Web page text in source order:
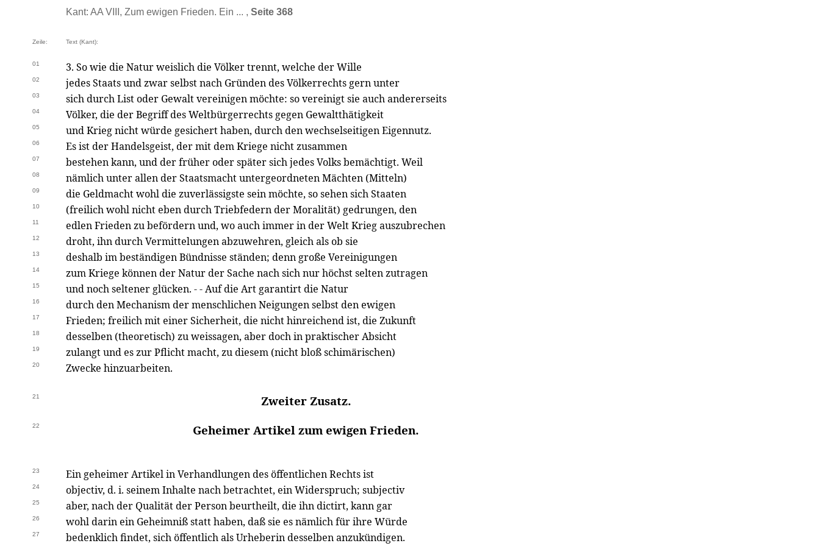
Kant: AA VIII, Zum ewigen Frieden. Ein ... , Seite 368
Zeile: Text (Kant):
01 3. So wie die Natur weislich die Völker trennt, welche der Wille
02 jedes Staats und zwar selbst nach Gründen des Völkerrechts gern unter
03 sich durch List oder Gewalt vereinigen möchte: so vereinigt sie auch andererseits
04 Völker, die der Begriff des Weltbürgerrechts gegen Gewaltthätigkeit
05 und Krieg nicht würde gesichert haben, durch den wechselseitigen Eigennutz.
06 Es ist der Handelsgeist, der mit dem Kriege nicht zusammen
07 bestehen kann, und der früher oder später sich jedes Volks bemächtigt. Weil
08 nämlich unter allen der Staatsmacht untergeordneten Mächten (Mitteln)
09 die Geldmacht wohl die zuverlässigste sein möchte, so sehen sich Staaten
10 (freilich wohl nicht eben durch Triebfedern der Moralität) gedrungen, den
11 edlen Frieden zu befördern und, wo auch immer in der Welt Krieg auszubrechen
12 droht, ihn durch Vermittelungen abzuwehren, gleich als ob sie
13 deshalb im beständigen Bündnisse ständen; denn große Vereinigungen
14 zum Kriege können der Natur der Sache nach sich nur höchst selten zutragen
15 und noch seltener glücken. - - Auf die Art garantirt die Natur
16 durch den Mechanism der menschlichen Neigungen selbst den ewigen
17 Frieden; freilich mit einer Sicherheit, die nicht hinreichend ist, die Zukunft
18 desselben (theoretisch) zu weissagen, aber doch in praktischer Absicht
19 zulangt und es zur Pflicht macht, zu diesem (nicht bloß schimärischen)
20 Zwecke hinzuarbeiten.
21 Zweiter Zusatz.
22 Geheimer Artikel zum ewigen Frieden.
23 Ein geheimer Artikel in Verhandlungen des öffentlichen Rechts ist
24 objectiv, d. i. seinem Inhalte nach betrachtet, ein Widerspruch; subjectiv
25 aber, nach der Qualität der Person beurtheilt, die ihn dictirt, kann gar
26 wohl darin ein Geheimniß statt haben, daß sie es nämlich für ihre Würde
27 bedenklich findet, sich öffentlich als Urheberin desselben anzukündigen.